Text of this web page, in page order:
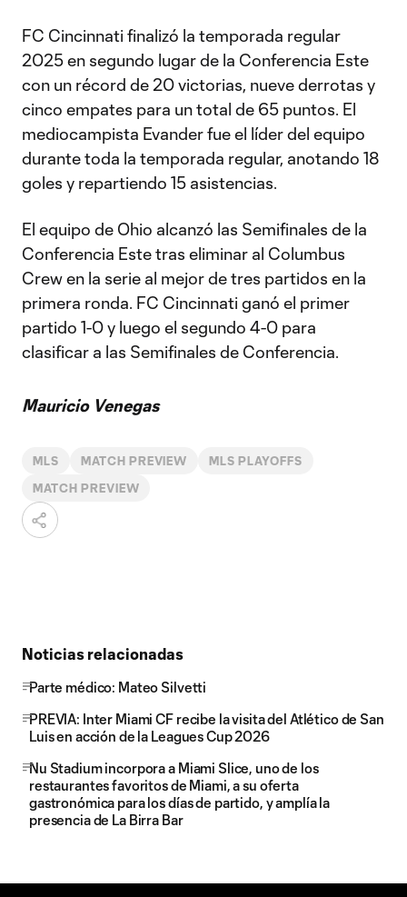
FC Cincinnati finalizó la temporada regular
2025 en segundo lugar de la Conferencia Este
con un récord de 20 victorias, nueve derrotas y
cinco empates para un total de 65 puntos. El
mediocampista Evander fue el líder del equipo
durante toda la temporada regular, anotando 18
goles y repartiendo 15 asistencias.
El equipo de Ohio alcanzó las Semifinales de la
Conferencia Este tras eliminar al Columbus
Crew en la serie al mejor de tres partidos en la
primera ronda. FC Cincinnati ganó el primer
partido 1-0 y luego el segundo 4-0 para
clasificar a las Semifinales de Conferencia.
Mauricio Venegas
MLS MATCH PREVIEW MLS PLAYOFFS
MATCH PREVIEW
Noticias relacionadas
Parte médico: Mateo Silvetti
PREVIA: Inter Miami CF recibe la visita del Atlético de San
Luis en acción de la Leagues Cup 2026
Nu Stadium incorpora a Miami Slice, uno de los
restaurantes favoritos de Miami, a su oferta
gastronómica para los días de partido, y amplía la
presencia de La Birra Bar